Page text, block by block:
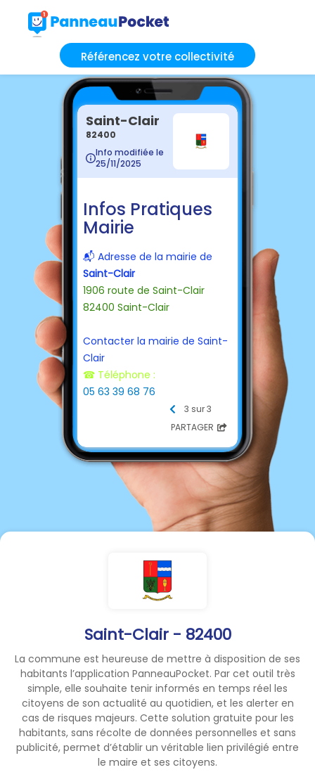
Référencez votre collectivité
Saint-Clair - 82400
La commune est heureuse de mettre à disposition de ses
habitants l’application PanneauPocket. Par cet outil très
simple, elle souhaite tenir informés en temps réel les
citoyens de son actualité au quotidien, et les alerter en
cas de risques majeurs. Cette solution gratuite pour les
habitants, sans récolte de données personnelles et sans
publicité, permet d’établir un véritable lien privilégié entre
le maire et ses citoyens.
Saint-Clair
82400
Info modifiée le
25/11/2025
Infos Pratiques
Mairie
📬 Adresse de la mairie de
Saint-Clair
1906 route de Saint-Clair
82400 Saint-Clair
Contacter la mairie de Saint-
Clair
☎ Téléphone :
05 63 39 68 76
mairie-saint.clair@info82.com
Horaires d'ouverture au public
Mardi et Jeudi: 9h00/12h00
Vendredi : 14h/17h
3 sur 3
PARTAGER